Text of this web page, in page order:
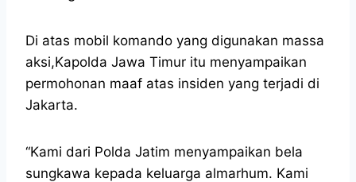
Di atas mobil komando yang digunakan massa
aksi,Kapolda Jawa Timur itu menyampaikan
permohonan maaf atas insiden yang terjadi di
Jakarta.
“Kami dari Polda Jatim menyampaikan bela
sungkawa kepada keluarga almarhum. Kami